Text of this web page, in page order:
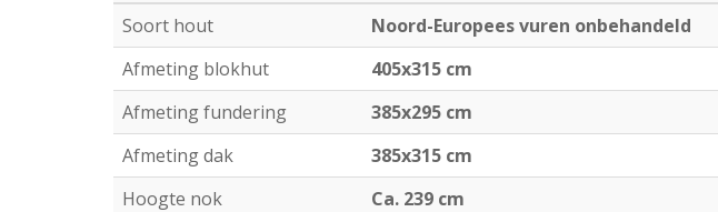
Soort hout
Noord-Europees vuren onbehandeld
Afmeting blokhut
405x315 cm
Afmeting fundering
385x295 cm
Afmeting dak
385x315 cm
Hoogte nok
Ca. 239 cm